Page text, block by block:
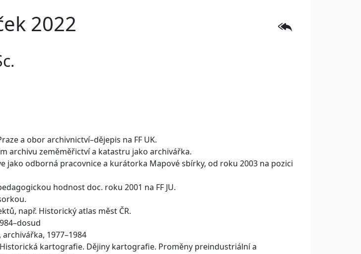
2022
a obor archivnictví–dějepis na FF UK.
archivu zeměměřictví a katastru jako archivářka.
jako odborná pracovnice a kurátorka Mapové sbírky, od roku 2003 na pozici
hodnost doc. roku 2001 na FF JU.
např. Historický atlas měst ČR.
1977–1984
kartografie. Dějiny kartografie. Proměny preindustriální a